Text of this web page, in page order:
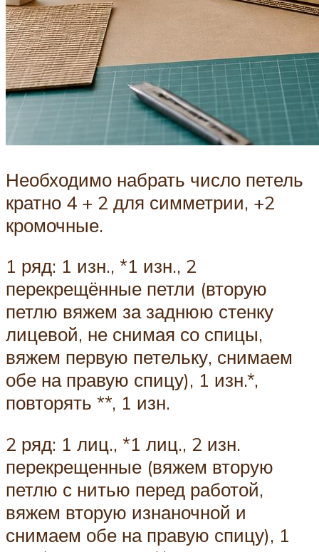
Необходимо набрать число петель
кратно 4 + 2 для симметрии, +2
кромочные.
1 ряд: 1 изн., *1 изн., 2
перекрещённые петли (вторую
петлю вяжем за заднюю стенку
лицевой, не снимая со спицы,
вяжем первую петельку, снимаем
обе на правую спицу), 1 изн.*,
повторять **, 1 изн.
2 ряд: 1 лиц., *1 лиц., 2 изн.
перекрещенные (вяжем вторую
петлю с нитью перед работой,
вяжем вторую изнаночной и
снимаем обе на правую спицу), 1